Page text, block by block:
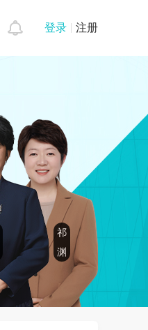
登录 注册
祁
渊